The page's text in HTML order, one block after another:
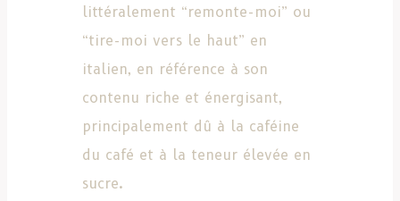
littéralement “remonte-moi” ou
“tire-moi vers le haut” en
italien, en référence à son
contenu riche et énergisant,
principalement dû à la caféine
du café et à la teneur élevée en
sucre.